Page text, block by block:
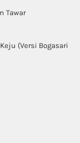
Tawar
(Versi Bogasari